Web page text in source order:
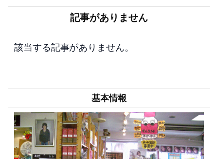
記事がありません
該当する記事がありません。
基本情報